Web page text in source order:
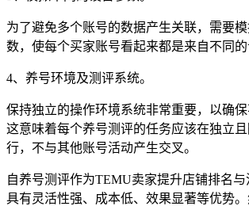
为了避免多个账号的数据产生关联，需要
数，使每个买家账号看起来都是来自不同的
4、养号环境及测评系统。
保持独立的操作环境系统非常重要，以确保
这意味着每个养号测评的任务应该在独立
行，不与其他账号活动产生交叉。
自养号测评作为TEMU卖家提升店铺排名与
具有灵活性强、成本低、效果显著等优势